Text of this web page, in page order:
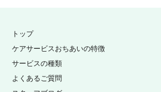
トップ
ケアサービスおちあいの特徴
サービスの種類
よくあるご質問